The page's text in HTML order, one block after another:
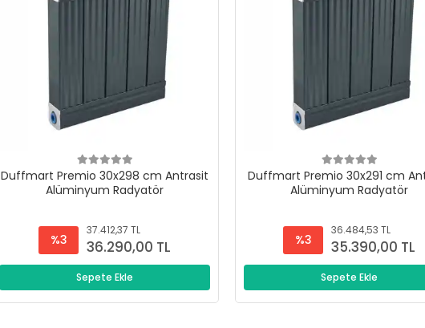
Duffmart Premio 30x298 cm Antrasit
Alüminyum Radyatör
%3
37.412,37 TL
36.290,00 TL
Sepete Ekle
Duffmart Premio 30x291 cm
Alüminyum Radyatör
%3
36.484,53 TL
35.390,00 TL
Sepete Ekle